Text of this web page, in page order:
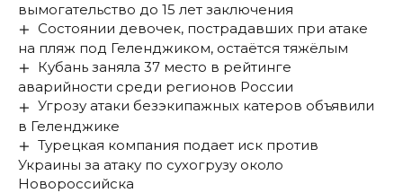
вымогательство до 15 лет заключения
Состоянии девочек, пострадавших при атаке
на пляж под Геленджиком, остаётся тяжёлым
Кубань заняла 37 место в рейтинге
аварийности среди регионов России
Угрозу атаки безэкипажных катеров объявили
в Геленджике
Турецкая компания подает иск против
Украины за атаку по сухогрузу около
Новороссийска